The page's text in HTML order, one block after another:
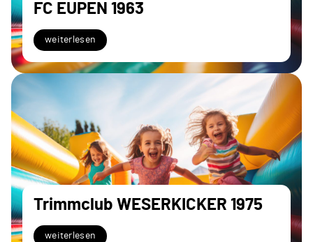
FC EUPEN 1963
weiterlesen
Trimmclub WESERKICKER 1975
weiterlesen